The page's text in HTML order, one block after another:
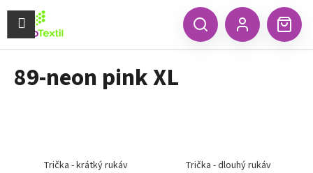
obsah
HledatPřihlášení
Menu
89-neon pink XL
Trička - krátký rukáv Trička - dlouhý rukáv
K
š Zpět
Zpět
C